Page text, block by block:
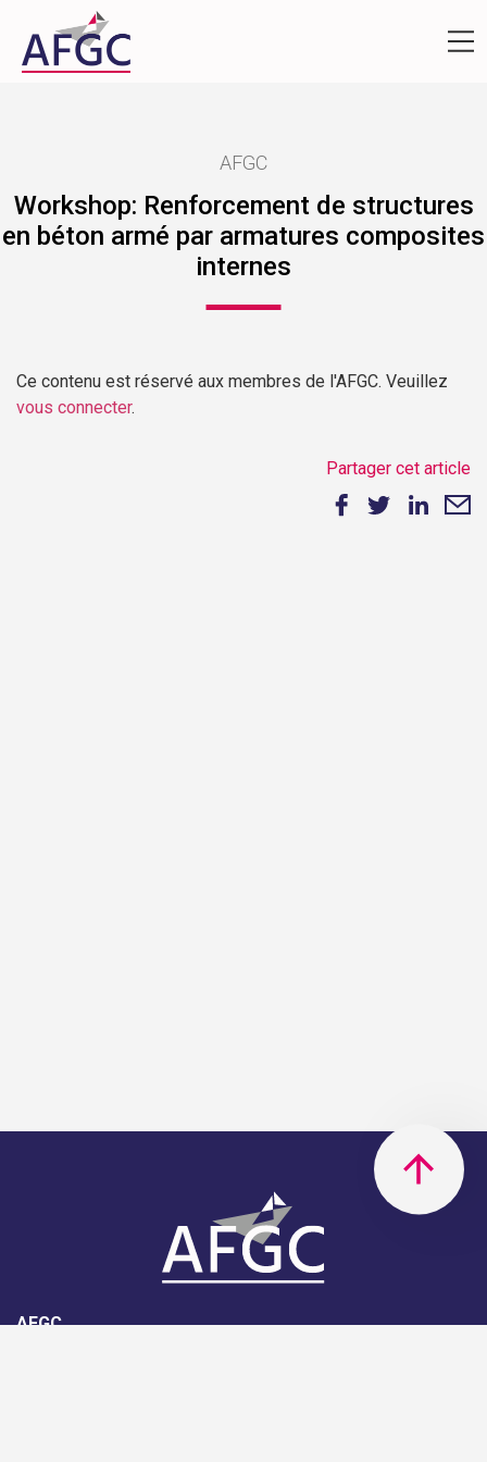
AFGC
Workshop: Renforcement de structures
en béton armé par armatures composites
internes
Ce contenu est réservé aux membres de l'AFGC. Veuillez
vous connecter.
Partager cet article
AFGC